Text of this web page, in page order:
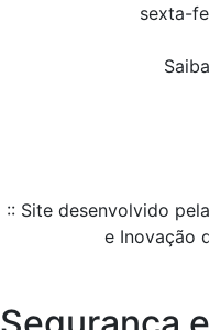
sexta-
:: Site desenvolvido
e Inovação